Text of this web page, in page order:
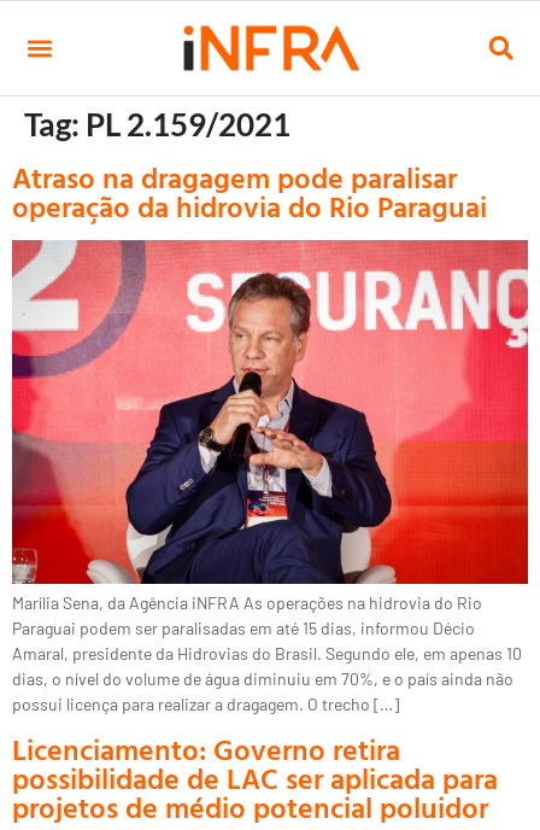
Tag: PL 2.159/2021
Atraso na dragagem pode paralisar
operação da hidrovia do Rio Paraguai
Marília Sena, da Agência iNFRA As operações na hidrovia do Rio
Paraguai podem ser paralisadas em até 15 dias, informou Décio
Amaral, presidente da Hidrovias do Brasil. Segundo ele, em apenas 10
dias, o nível do volume de água diminuiu em 70%, e o país ainda não
possui licença para realizar a dragagem. O trecho […]
Licenciamento: Governo retira
possibilidade de LAC ser aplicada para
projetos de médio potencial poluidor